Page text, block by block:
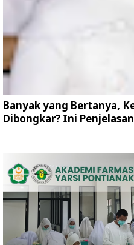
Banyak yang Bertanya,
Dibongkar? Ini